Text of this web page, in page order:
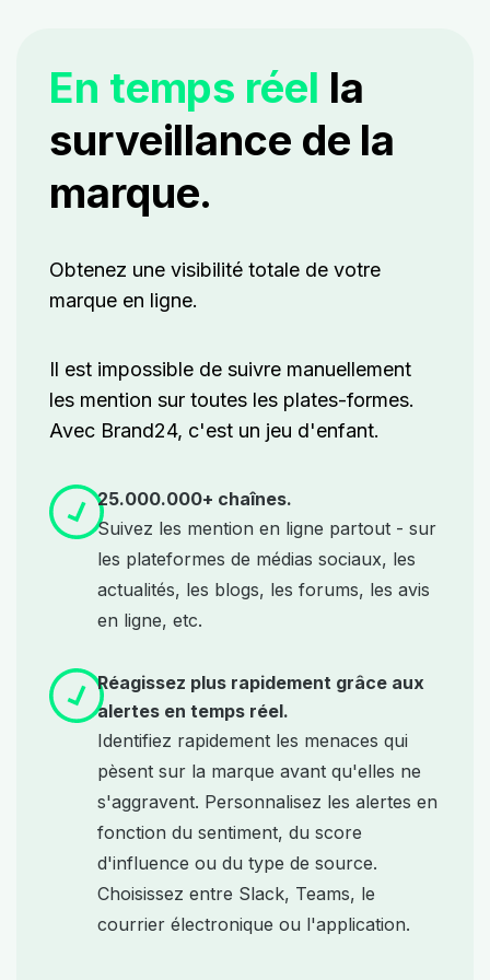
En temps réel la
surveillance de la
marque.
Obtenez une visibilité totale de votre
marque en ligne.
Il est impossible de suivre manuellement
les mention sur toutes les plates-formes.
Avec Brand24, c'est un jeu d'enfant.
25.000.000+ chaînes.
Suivez les mention en ligne partout - sur
les plateformes de médias sociaux, les
actualités, les blogs, les forums, les avis
en ligne, etc.
Réagissez plus rapidement grâce aux
alertes en temps réel.
Identifiez rapidement les menaces qui
pèsent sur la marque avant qu'elles ne
s'aggravent. Personnalisez les alertes en
fonction du sentiment, du score
d'influence ou du type de source.
Choisissez entre Slack, Teams, le
courrier électronique ou l'application.